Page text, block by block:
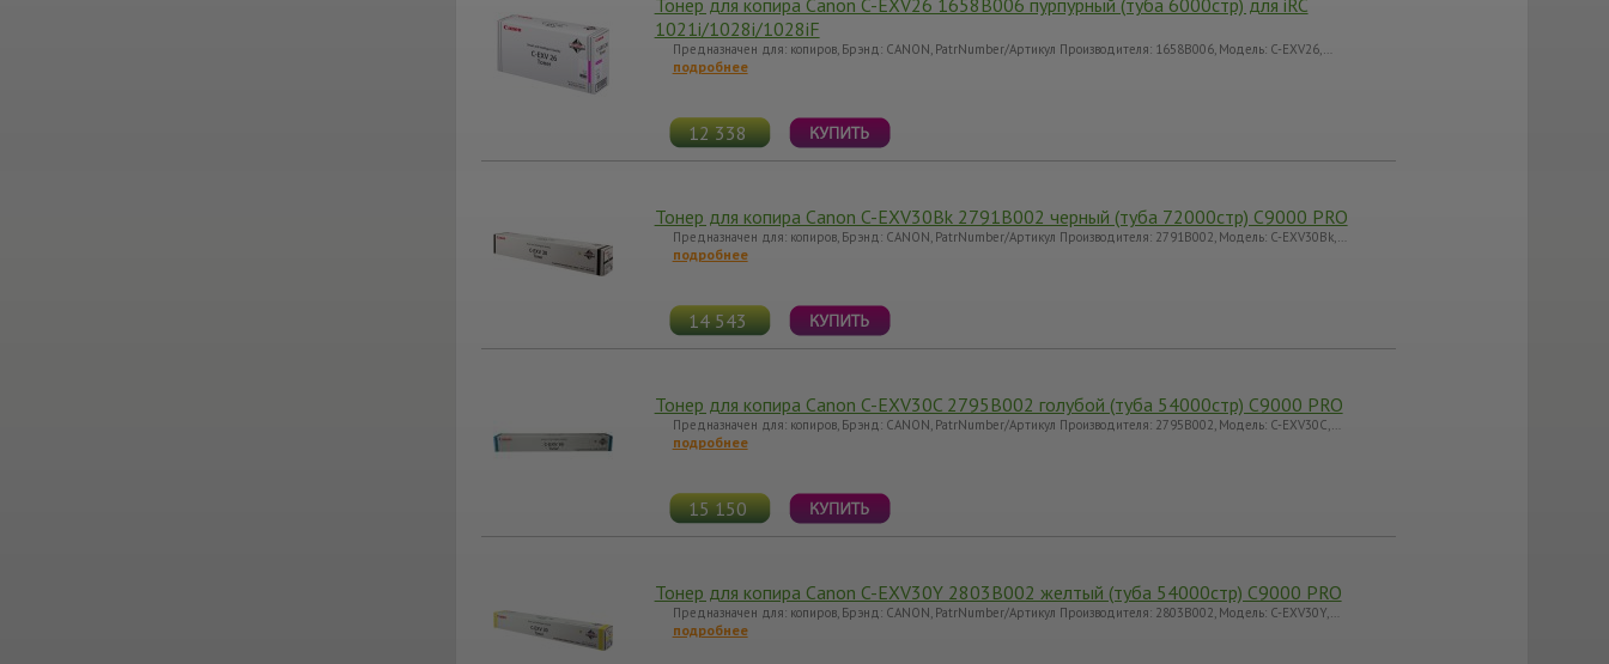
1021i/1028i/1028iF
Предназначен для: копиров, Брэнд: CANON, PatrNumber/Артикул Производителя: 1658B006, Модель: C-EXV26,…
подробнее
12 338
Тонер для копира Canon C-EXV30Bk 2791B002 черный (туба 72000стр) C9000 PRO
Предназначен для: копиров, Брэнд: CANON, PatrNumber/Артикул Производителя: 2791B002, Модель: C-EXV30Bk,…
подробнее
14 543
Тонер для копира Canon C-EXV30C 2795B002 голубой (туба 54000стр) C9000 PRO
Предназначен для: копиров, Брэнд: CANON, PatrNumber/Артикул Производителя: 2795B002, Модель: C-EXV30C,…
подробнее
15 150
Тонер для копира Canon C-EXV30Y 2803B002 желтый (туба 54000стр) C9000 PRO
Предназначен для: копиров, Брэнд: CANON, PatrNumber/Артикул Производителя: 2803B002, Модель: C-EXV30Y,…
подробнее